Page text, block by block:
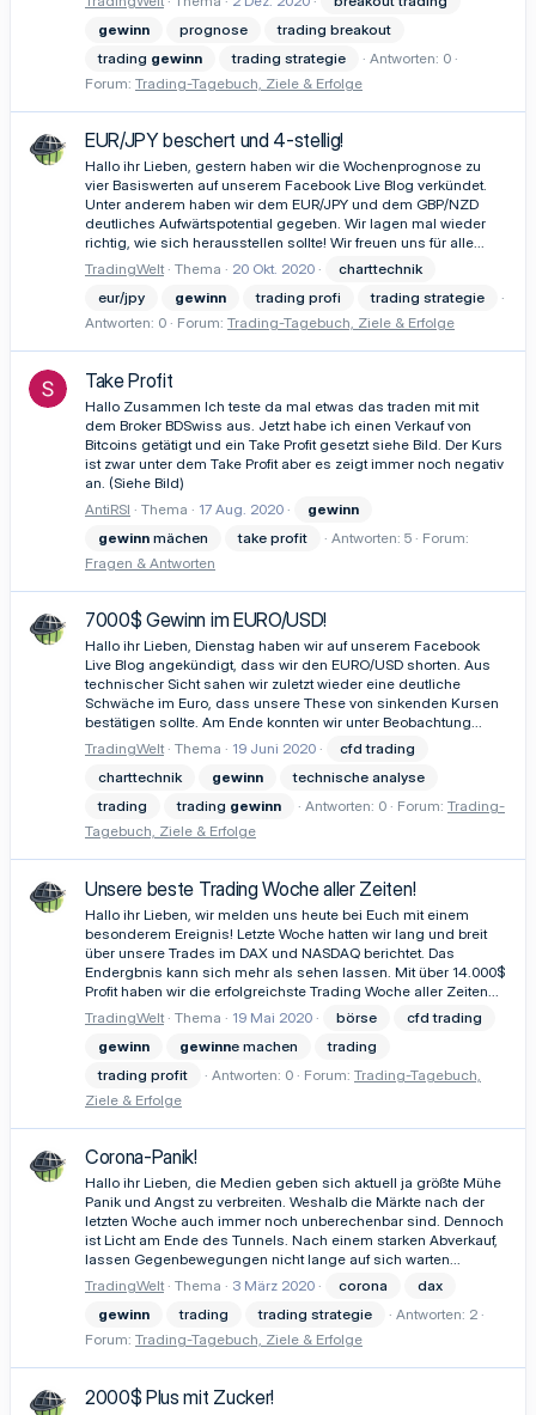
gewinn
prognose
trading breakout
trading gewinn trading strategie
Antworten: 0
Forum: Trading-Tagebuch, Ziele & Erfolge
EUR/JPY beschert und 4-stellig!
Hallo ihr Lieben, gestern haben wir die Wochenprognose zu
vier Basiswerten auf unserem Facebook Live Blog verkündet.
Unter anderem haben wir dem EUR/JPY und dem GBP/NZD
deutliches Aufwärtspotential gegeben. Wir lagen mal wieder
richtig, wie sich herausstellen sollte! Wir freuen uns für alle...
TradingWelt Thema 20 Okt. 2020
charttechnik
eur/jpy
gewinn trading profi
trading strategie
Antworten: 0
Forum: Trading-Tagebuch, Ziele & Erfolge
Take Profit
Hallo Zusammen Ich teste da mal etwas das traden mit mit
dem Broker BDSwiss aus. Jetzt habe ich einen Verkauf von
Bitcoins getätigt und ein Take Profit gesetzt siehe Bild. Der Kurs
ist zwar unter dem Take Profit aber es zeigt immer noch negativ
an. (Siehe Bild)
AntiRSI
Thema 17 Aug. 2020
gewinn
gewinn mächen take profit Antworten: 5
Forum:
Fragen & Antworten
7000$ Gewinn im EURO/USD!
Hallo ihr Lieben, Dienstag haben wir auf unserem Facebook
Live Blog angekündigt, dass wir den EURO/USD shorten. Aus
technischer Sicht sahen wir zuletzt wieder eine deutliche
Schwäche im Euro, dass unsere These von sinkenden Kursen
bestätigen sollte. Am Ende konnten wir unter Beobachtung...
TradingWelt Thema 19 Juni 2020
cfd trading
charttechnik
gewinn
technische analyse
trading
trading gewinn Antworten: 0 Forum: Trading-
Tagebuch, Ziele & Erfolge
Unsere beste Trading Woche aller Zeiten!
Hallo ihr Lieben, wir melden uns heute bei Euch mit einem
besonderem Ereignis! Letzte Woche hatten wir lang und breit
über unsere Trades im DAX und NASDAQ berichtet. Das
Endergbnis kann sich mehr als sehen lassen. Mit über 14.000$
Profit haben wir die erfolgreichste Trading Woche aller Zeiten...
TradingWelt Thema 19 Mai 2020 börse
cfd trading
gewinn
gewinne machen
trading
trading profit
Antworten: 0 Forum: Trading-Tagebuch,
Ziele & Erfolge
Corona-Panik!
Hallo ihr Lieben, die Medien geben sich aktuell ja größte Mühe
Panik und Angst zu verbreiten. Weshalb die Märkte nach der
letzten Woche auch immer noch unberechenbar sind. Dennoch
ist Licht am Ende des Tunnels. Nach einem starken Abverkauf,
lassen Gegenbewegungen nicht lange auf sich warten...
TradingWelt Thema 3 März 2020 corona
dax
gewinn
trading trading strategie
Antworten: 2
Forum: Trading-Tagebuch, Ziele & Erfolge
2000$ Plus mit Zucker!